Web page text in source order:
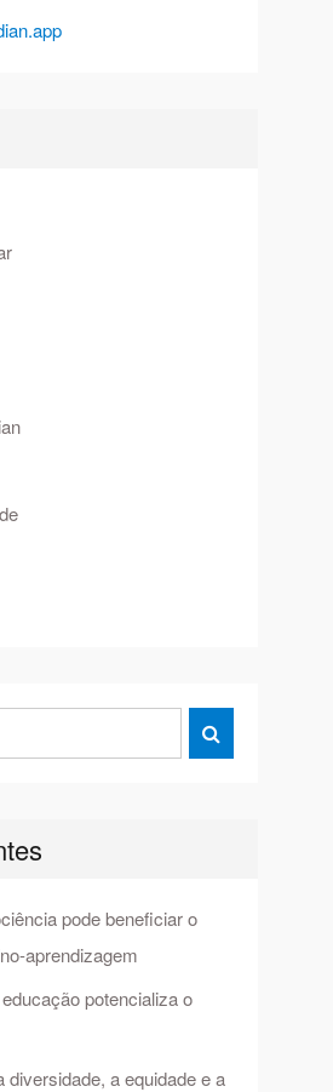

pode beneficiar o
aprendizagem
potencializa o
diversidade, a equidade e a